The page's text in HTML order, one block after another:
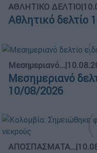
ΑΘΛΗΤΙΚΟ ΔΕΛΤΙΟ|
Αθλητικό δελτίο
Μεσημεριανό...|
Μεσημεριανό
10/08/2026
ΑΠΟΣΠΑΣΜΑΤΑ...|